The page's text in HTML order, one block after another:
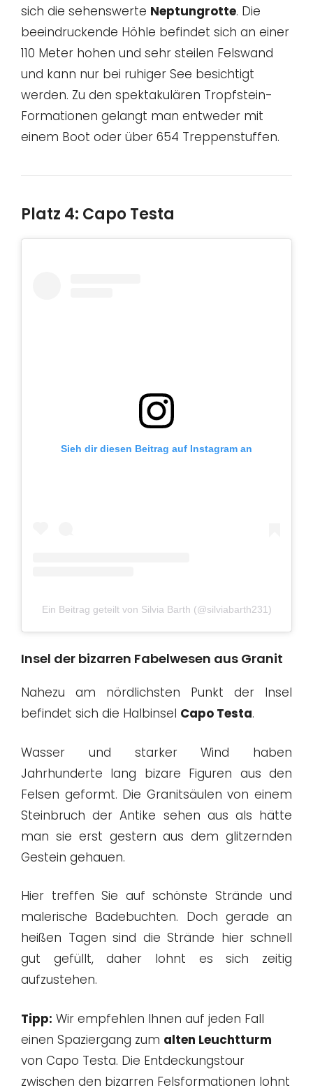
sich die sehenswerte Neptungrotte. Die
beeindruckende Höhle befindet sich an einer
110 Meter hohen und sehr steilen Felswand
und kann nur bei ruhiger See besichtigt
werden. Zu den spektakulären Tropfstein-
Formationen gelangt man entweder mit
einem Boot oder über 654 Treppenstuffen.
Platz 4: Capo Testa
Sieh dir diesen Beitrag auf Instagram an
Ein Beitrag geteilt von Silvia Barth (@silviabarth231)
Insel der bizarren Fabelwesen aus Granit
Nahezu am nördlichsten Punkt der Insel
befindet sich die Halbinsel Capo Testa.
Wasser und starker Wind haben
Jahrhunderte lang bizare Figuren aus den
Felsen geformt. Die Granitsäulen von einem
Steinbruch der Antike sehen aus als hätte
man sie erst gestern aus dem glitzernden
Gestein gehauen.
Hier treffen Sie auf schönste Strände und
malerische Badebuchten. Doch gerade an
heißen Tagen sind die Strände hier schnell
gut gefüllt, daher lohnt es sich zeitig
aufzustehen.
Tipp: Wir empfehlen Ihnen auf jeden Fall
einen Spaziergang zum alten Leuchtturm
von Capo Testa. Die Entdeckungstour
zwischen den bizarren Felsformationen lohnt